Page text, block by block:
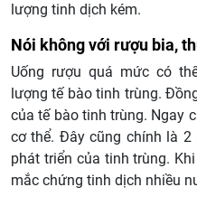
lượng tinh dịch kém.
Nói không với rượu bia,
Uống rượu quá mức có
lượng tế bào tinh trùng.
của tế bào tinh trùng. Ngay
cơ thể. Đây cũng chính là
phát triển của tinh trùng.
mắc chứng tinh dịch nhiều